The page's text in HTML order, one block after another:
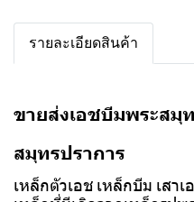
รายละเอียดสินค้า
ขายส่งเอชบีมพระสมุ
สมุทรปราการ
เหล็กตัวเอช เหล็กบีม เสา